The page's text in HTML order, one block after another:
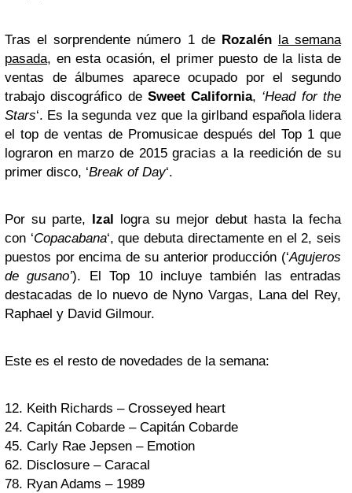
Tras el sorprendente número 1 deRozalén
la semana
pasada, en esta ocasión, el primer puesto de la lista de
ventas de álbumes aparece ocupado por el segundo
trabajo discográfico de Sweet California, ‘Head for the
Stars‘. Es la segunda vez que la girlband española lidera
el top de ventas de Promusicae después del Top 1 que
lograron en marzo de 2015 gracias a la reedición de su
primer disco, ‘Break of Day‘.
Por su parte, Izal
logra su mejor debut hasta la fecha
con ‘Copacabana‘, que debuta directamente en el 2, seis
puestos por encima de su anterior producción (‘Agujeros
de gusano’). El Top 10 incluye también las entradas
destacadas de lo nuevo de Nyno Vargas, Lana del Rey,
Raphael y David Gilmour.
Este es el resto de novedades de la semana:
12. Keith Richards – Crosseyed heart
24. Capitán Cobarde – Capitán Cobarde
45. Carly Rae Jepsen – Emotion
62. Disclosure – Caracal
78. Ryan Adams – 1989